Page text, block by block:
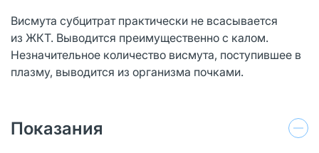
Висмута субцитрат практически не всасывается
из ЖКТ. Выводится преимущественно с калом.
Незначительное количество висмута, поступившее в
плазму, выводится из организма почками.
Показания